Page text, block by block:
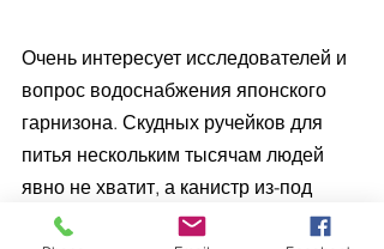
Очень интересует исследователей и
вопрос водоснабжения японского
гарнизона. Скудных ручейков для
питья нескольким тысячам людей
явно не хватит, а канистр из-под
питьевой воды времен Второй